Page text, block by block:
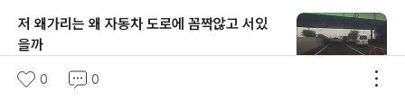
저 왜가리는 왜 자동차 도로에 꼼짝않고 서있
을까
자동차가 씽씽 달리고 있는 자동차 전용도로 한복판에 왜
왜가리가 서있는 걸까요? 지난 6월15일 2시35분쯤 제2
0 0